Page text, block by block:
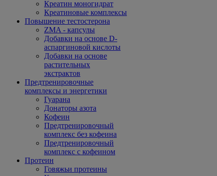
Креатин моногидрат
Креатиновые комплексы
Повышение тестостерона
ZMA - капсулы
Добавки на основе D-
аспаргиновой кислоты
Добавки на основе
растительных
экстрактов
Предтренировочные
комплексы и энергетики
Гуарана
Донаторы азота
Кофеин
Предтренировочный
комплекс без кофеина
Предтренировочный
комплекс с кофеином
Протеин
Говяжьи протеины